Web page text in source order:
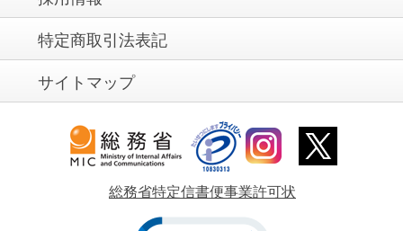
特定商取引法表記
サイトマップ
総務省特定信書便事業許可状